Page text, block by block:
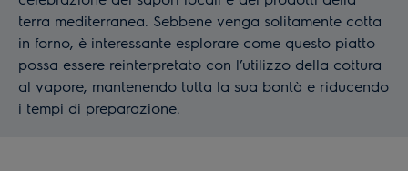
terra mediterranea. Sebbene venga solitamente cotta
in forno, è interessante esplorare come questo piatto
possa essere reinterpretato con l’utilizzo della cottura
al vapore, mantenendo tutta la sua bontà e riducendo
i tempi di preparazione.